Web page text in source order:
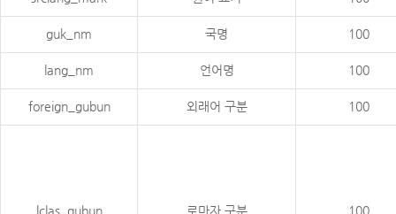
guk_nm 국명 100
lang_nm 언어명 100
foreign_gubun 외래어 구분 100
lclas_gubun 로마자 구분 100